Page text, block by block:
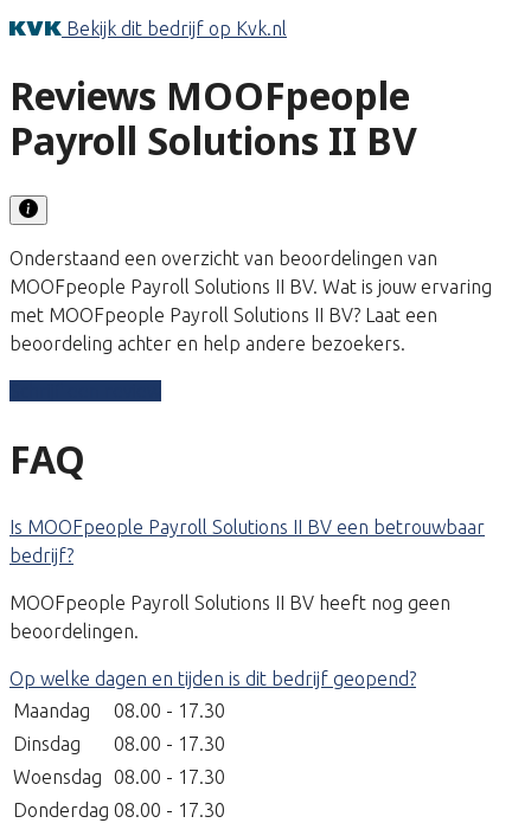
Bekijk dit bedrijf op Kvk.nl
Reviews MOOFpeople
Payroll Solutions II BV
Onderstaand een overzicht van beoordelingen van
MOOFpeople Payroll Solutions II BV. Wat is jouw ervaring
met MOOFpeople Payroll Solutions II BV? Laat een
beoordeling achter en help andere bezoekers.
FAQ
Is MOOFpeople Payroll Solutions II BV een betrouwbaar
bedrijf?
MOOFpeople Payroll Solutions II BV heeft nog geen
beoordelingen.
Op welke dagen en tijden is dit bedrijf geopend?
Maandag
08.00 - 17.30
Dinsdag
08.00 - 17.30
Woensdag
08.00 - 17.30
Donderdag 08.00 - 17.30